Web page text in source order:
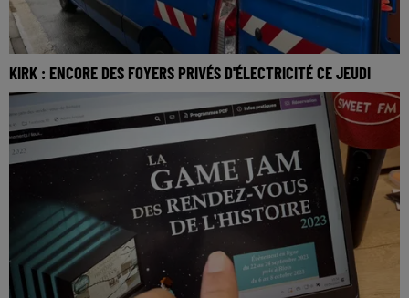
KIRK : ENCORE DES FOYERS PRIVÉS D'ÉLECTRICITÉ CE JEUDI